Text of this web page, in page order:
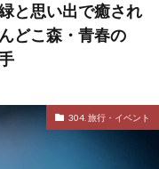
と思い出で癒され
どこ森・青春の
304. 旅行・イベント